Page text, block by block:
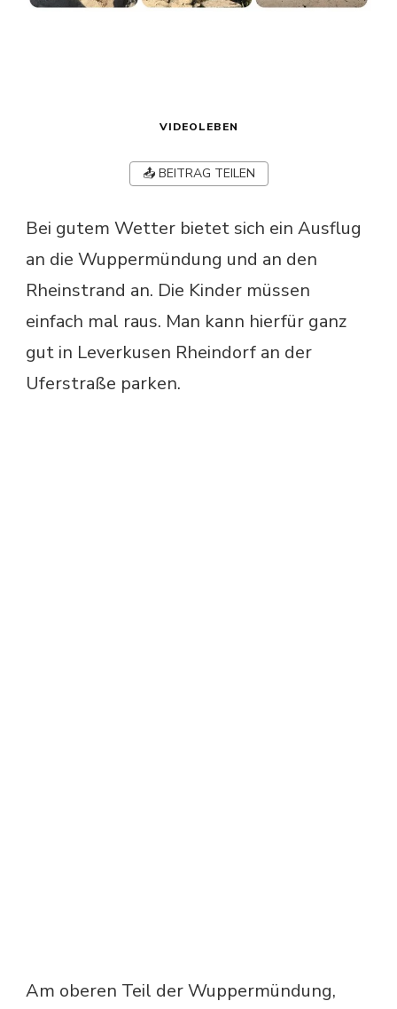
VIDEOLEBEN
📤 BEITRAG TEILEN
Bei gutem Wetter bietet sich ein Ausflug
an die Wuppermündung und an den
Rheinstrand an. Die Kinder müssen
einfach mal raus. Man kann hierfür ganz
gut in Leverkusen Rheindorf an der
Uferstraße parken.
Am oberen Teil der Wuppermündung,